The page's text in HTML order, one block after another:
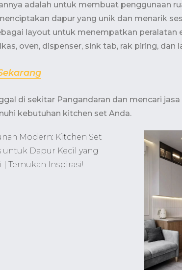
adalah untuk membuat penggunaan
dapur yang unik dan menarik
layout untuk menempatkan
oven, dispenser, sink tab, rak piring, dan
di sekitar Pangandaran dan mencari
kebutuhan kitchen set Anda.